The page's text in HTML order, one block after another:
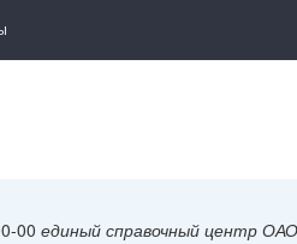
00 единый справочный центр